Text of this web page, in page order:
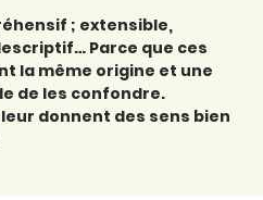
; extensible,
Parce que ces
la même origine et une
de les confondre.
donnent des sens bien